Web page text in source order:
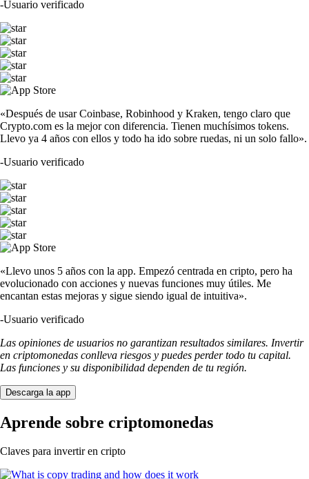
-Usuario verificado
«Después de usar Coinbase, Robinhood y Kraken, tengo claro que
Crypto.com es la mejor con diferencia. Tienen muchísimos tokens.
Llevo ya 4 años con ellos y todo ha ido sobre ruedas, ni un solo fallo».
-Usuario verificado
«Llevo unos 5 años con la app. Empezó centrada en cripto, pero ha
evolucionado con acciones y nuevas funciones muy útiles. Me
encantan estas mejoras y sigue siendo igual de intuitiva».
-Usuario verificado
Las opiniones de usuarios no garantizan resultados similares. Invertir
en criptomonedas conlleva riesgos y puedes perder todo tu capital.
Las funciones y su disponibilidad dependen de tu región.
Descarga la app
Aprende sobre criptomonedas
Claves para invertir en cripto